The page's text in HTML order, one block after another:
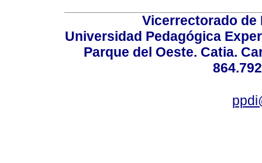
Vicerrectorado
Universidad Pedagógica
Parque del Oeste. Catia.